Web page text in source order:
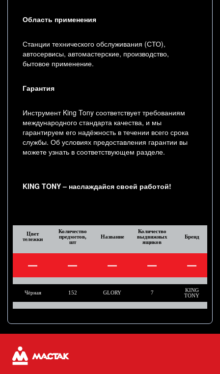
Область применения
Станции технического обслуживания (СТО),
автосервисы, автомастерские, производство,
бытовое применение.
Гарантия
Инструмент King Tony соответствует требованиям
международного стандарта качества, и мы
гарантируем его надёжность в течении всего срока
службы. Об условиях предоставления гарантии вы
можете узнать в соответствующем разделе.
KING TONY – наслаждайся своей работой!
Цвет
тележки
Количество
предметов,
шт
Название
Количество
выдвижных
ящиков
Бренд
Чёрная 152 GLORY 7
KING
TONY